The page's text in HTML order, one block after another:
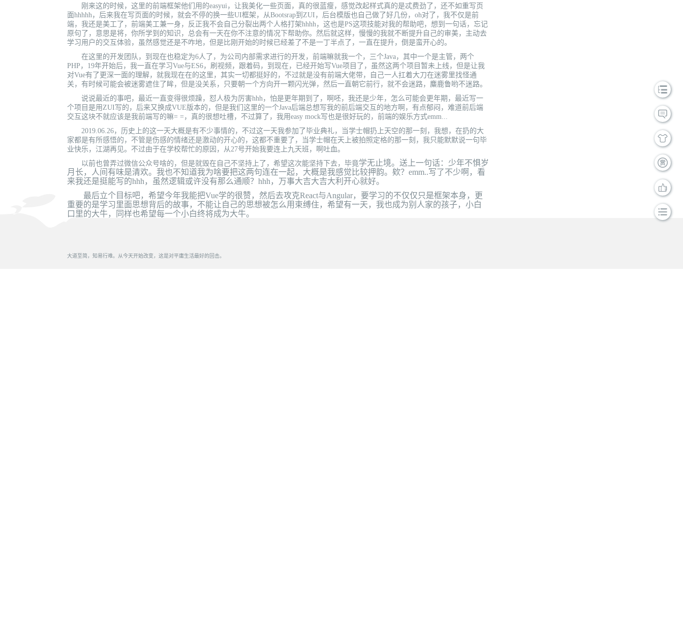
刚来这的时候，这里的前端框架他们用的easyui，让我美化一些页面，真的很蓝瘦，感觉改起样式真的是忒费劲了，还不如重写页
面hhhhh，后来我在写页面的时候，就会不停的换一些UI框架，从Bootsrap到ZUI，后台模版也自己做了好几份，oh对了，我不仅是前
端，我还是美工了，前端美工兼一身，反正我不会自己分裂出两个人格打架hhhh，这也是PS这项技能对我的帮助吧，想到一句话，忘记
原句了，意思是将，你所学到的知识，总会有一天在你不注意的情况下帮助你。然后就这样，慢慢的我就不断提升自己的审美，主动去
学习用户的交互体验，虽然感觉还是不咋地，但是比刚开始的时候已经差了不是一丁半点了，一直在提升，倒是蛮开心的。
在这里的开发团队，到现在也稳定为6人了，为公司内部需求进行的开发，前端嘛就我一个，三个Java，其中一个是主管，两个
PHP，19年开始后，我一直在学习Vue与ES6，刷视频，跟着码，到现在，已经开始写Vue项目了，虽然这两个项目暂未上线，但是让我
对Vue有了更深一面的理解，就我现在在的这里，其实一切都挺好的，不过就是没有前端大佬带，自己一人扛着大刀在迷雾里找怪通
关，有时候可能会被迷雾遮住了眸，但是没关系，只要朝一个方向开一颗闪光弹，然后一直朝它前行，就不会迷路，麋鹿鲁哟不迷路。
说说最近的事吧，最近一直变得很烦躁，怼人极为厉害hhh，怕是更年期到了，啊呸，我还是少年，怎么可能会更年期，最近写一
个项目是用ZUI写的，后来又换成VUE版本的，但是我们这里的一个Java后端总想写我的前后端交互的地方啊，有点郁闷，难道前后端
交互这块不就应该是我前端写的嘛= =，真的很想吐槽，不过算了，我用easy mock写也是很好玩的，前端的娱乐方式emm...
2019.06.26，历史上的这一天大概是有不少事情的，不过这一天我参加了毕业典礼，当学士帽扔上天空的那一刻，我想，在扔的大
家都是有所感悟的，不管是伤感的情绪还是激动的开心的，这都不重要了，当学士帽在天上被拍照定格的那一刻，我只能默默说一句毕
业快乐，江湖再见。不过由于在学校帮忙的原因，从27号开始我要连上九天班，啊吐血。
以前也曾弄过微信公众号啥的，但是就毁在自己不坚持上了，希望这次能坚持下去，毕竟学无止境。送上一句话：少年不惧岁
月长，人间有味是清欢。我也不知道我为啥要把这两句连在一起，大概是我感觉比较押韵。欸？emm..写了不少啊，看
来我还是挺能写的hhh，虽然逻辑或许没有那么通顺？hhh，万事大吉大吉大利开心就好。
最后立个目标吧，希望今年我能把Vue学的很赞，然后去攻克React与Angular，要学习的不仅仅只是框架本身，更
重要的是学习里面思想背后的故事，不能让自己的思想被怎么用束缚住，希望有一天，我也成为别人家的孩子，小白
口里的大牛，同样也希望每一个小白终将成为大牛。
大道至简，知易行难。从今天开始改变，这是对平庸生活最好的回击。